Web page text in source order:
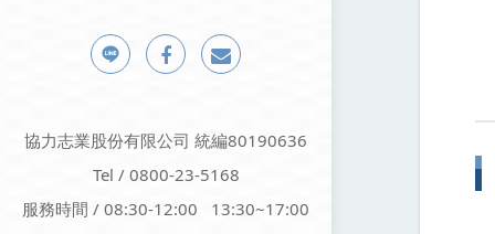
協力志業股份有限公司 統編80190636
Tel / 0800-23-5168
服務時間 / 08:30-12:00 13:30~17:00